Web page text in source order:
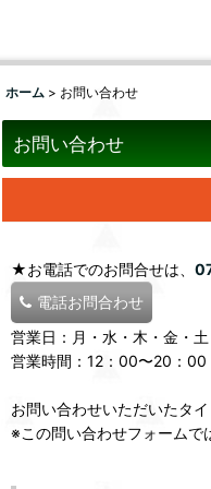
ホーム > お問い合わせ
お問い合わせ
★お電話でのお問合せは、
電話お問合わせ
営業日：月・水・木・金・
営業時間：12：00〜20：00
お問い合わせいただいたタ
※この問い合わせフォームで